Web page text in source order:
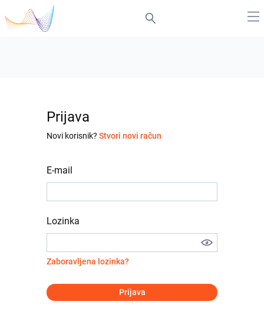
Prijava
Novi korisnik? Stvori novi račun
E-mail
Lozinka
Zaboravljena lozinka?
Prijava